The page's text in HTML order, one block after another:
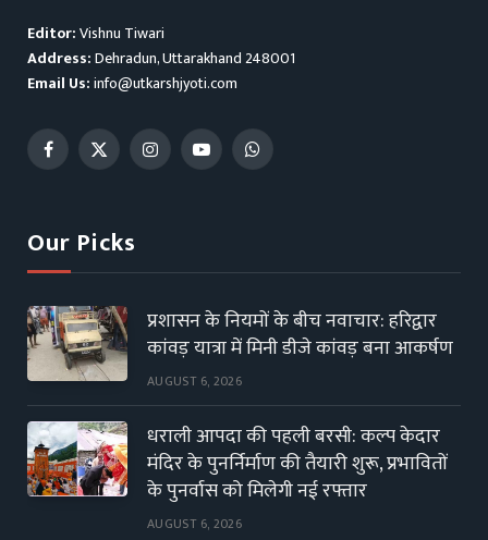
Editor:Vishnu Tiwari
Address:Dehradun, Uttarakhand 248001
Email Us:info@utkarshjyoti.com
Facebook
X
InstagramYouTubeWhatsApp
Our Picks
प्रशासन के नियमों के बीच नवाचार: हरिद्वार
कांवड़ यात्रा में मिनी डीजे कांवड़ बना आकर्षण
AUGUST 6, 2026
धराली आपदा की पहली बरसी: कल्प केदार
मंदिर के पुनर्निर्माण की तैयारी शुरू, प्रभावितों
के पुनर्वास को मिलेगी नई रफ्तार
AUGUST 6, 2026